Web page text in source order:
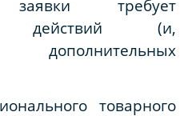
заявки требует
действий (и,
дополнительных
товарного